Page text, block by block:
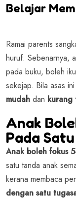
Belajar
Ramai parents
huruf. Sebenarnya,
pada buku, boleh
sekejap. Bila asas
mudah dan kurang
Anak
Pada
Anak boleh fokus
satu tanda anak
kerana membaca
dengan satu